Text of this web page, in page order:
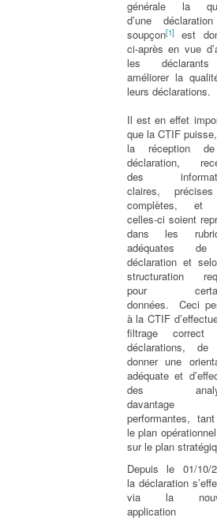
générale la
d’une
soupçon[1]
est
ci-après en vue
les
améliorer la
leurs déclarations.
Il est en effet
que la CTIF
la réception
déclaration,
des
claires,
complètes, et
celles-ci soient
dans les
adéquates
déclaration et
structuration
pour
données. Ceci
à la CTIF
filtrage correct
déclarations, de
donner une
adéquate et
des
davantage
performantes,
le plan
sur le plan
Depuis le 01/10/
la déclaration
via la
application